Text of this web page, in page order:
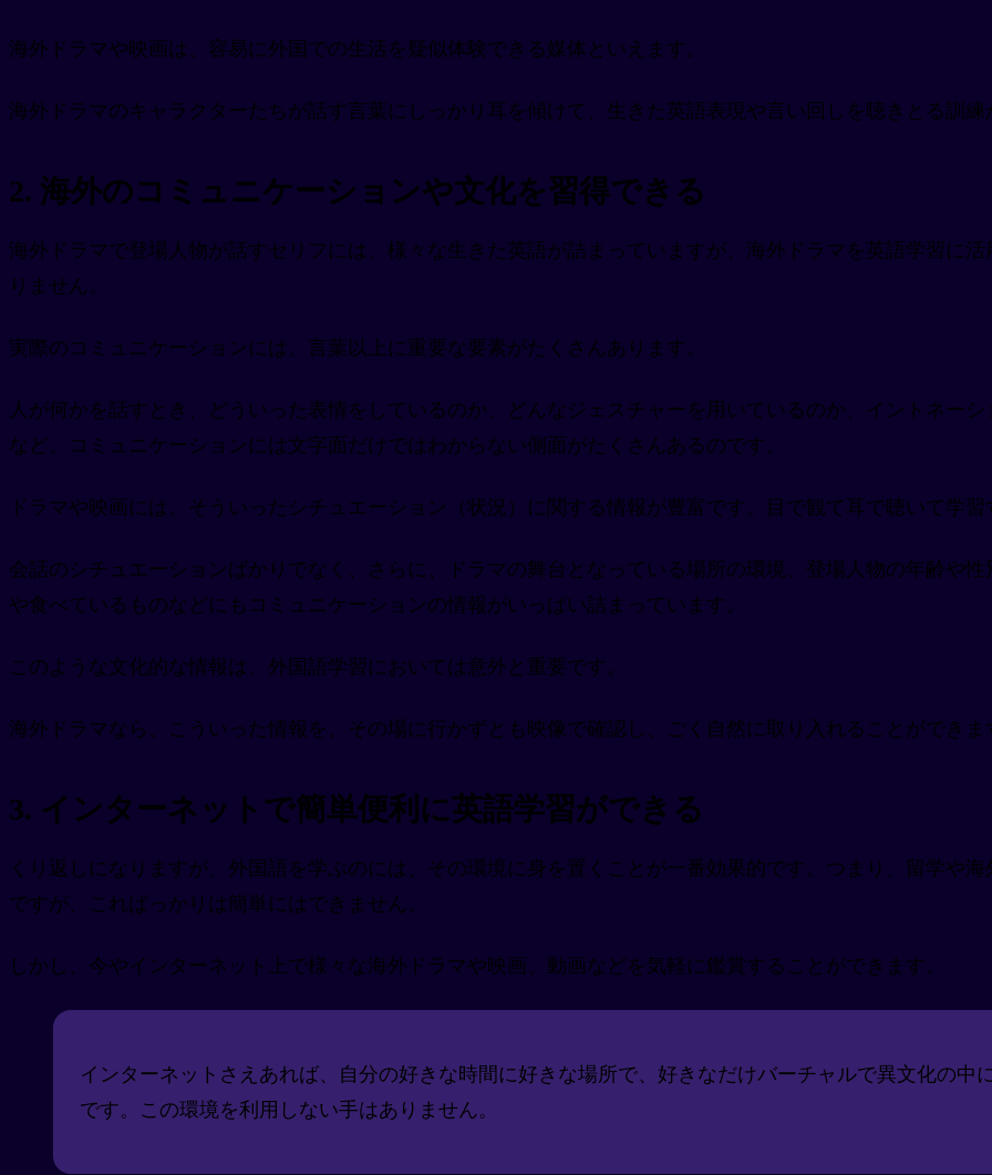
海外ドラマや映画は、容易に外国での生活を疑似体験できる媒体といえます。
海外ドラマのキャラクターたちが話す言葉にしっかり耳を傾けて、生きた英語表現や言い回しを聴きとる訓
2. 海外のコミュニケーションや文化を習得できる
海外ドラマで登場人物が話すセリフには、様々な生きた英語が詰まっていますが、海外ドラマを英語学習に
りません。
実際のコミュニケーションには、言葉以上に重要な要素がたくさんあります。
人が何かを話すとき、どういった表情をしているのか、どんなジェスチャーを用いているのか、イントネー
など、コミュニケーションには文字面だけではわからない側面がたくさんあるのです。
ドラマや映画には、そういったシチュエーション（状況）に関する情報が豊富です。目で観て耳で聴いて学習
会話のシチュエーションばかりでなく、さらに、ドラマの舞台となっている場所の環境、登場人物の年齢や
や食べているものなどにもコミュニケーションの情報がいっぱい詰まっています。
このような文化的な情報は、外国語学習においては意外と重要です。
海外ドラマなら、こういった情報を、その場に行かずとも映像で確認し、ごく自然に取り入れることができま
3. インターネットで簡単便利に英語学習ができる
くり返しになりますが、外国語を学ぶのには、その環境に身を置くことが一番効果的です。つまり、留学や
ですが、こればっかりは簡単にはできません。
しかし、今やインターネット上で様々な海外ドラマや映画、動画などを気軽に鑑賞することができます。
インターネットさえあれば、自分の好きな時間に好きな場所で、好きなだけバーチャルで異文化の中
です。この環境を利用しない手はありません。